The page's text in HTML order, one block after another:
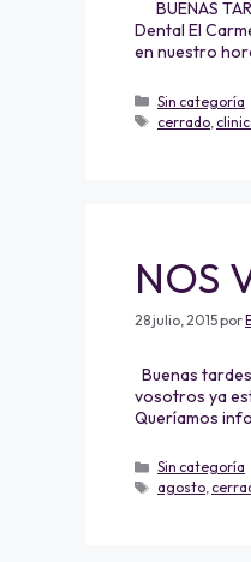
BUENAS
Dental El
en nuestro
Sin categoría
cerrado
NOS
28 julio, 2015por
Buenas
vosotros ya
Queríamos
Sin categoría
agosto,